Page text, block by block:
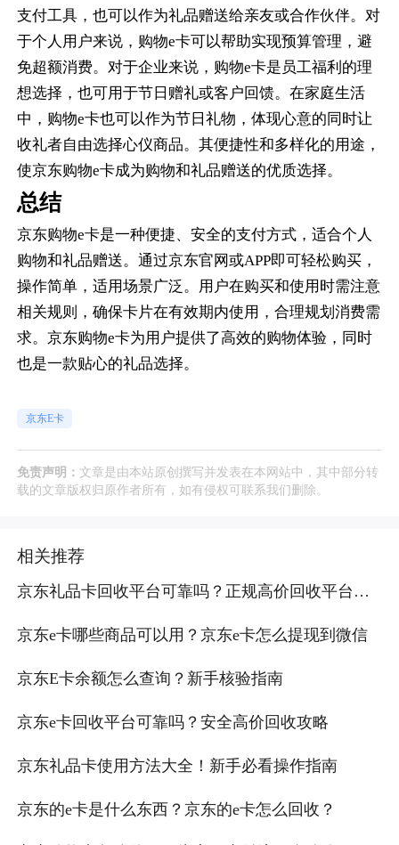
支付工具，也可以作为礼品赠送给亲友或合作伙伴。对
于个人用户来说，购物e卡可以帮助实现预算管理，避
免超额消费。对于企业来说，购物e卡是员工福利的理
想选择，也可用于节日赠礼或客户回馈。在家庭生活
中，购物e卡也可以作为节日礼物，体现心意的同时让
收礼者自由选择心仪商品。其便捷性和多样化的用途，
使京东购物e卡成为购物和礼品赠送的优质选择。
总结
京东购物e卡是一种便捷、安全的支付方式，适合个人
购物和礼品赠送。通过京东官网或APP即可轻松购买，
操作简单，适用场景广泛。用户在购买和使用时需注意
相关规则，确保卡片在有效期内使用，合理规划消费需
求。京东购物e卡为用户提供了高效的购物体验，同时
也是一款贴心的礼品选择。
京东E卡
免责声明： 文章是由本站原创撰写并发表在本网站中，其中部分转
载的文章版权归原作者所有，如有侵权可联系我们删除。
相关推荐
京东礼品卡回收平台可靠吗？正规高价回收平台推
京东e卡哪些商品可以用？京东e卡怎么提现到微信
京东E卡余额怎么查询？新手核验指南
京东e卡回收平台可靠吗？安全高价回收攻略
京东礼品卡使用方法大全！新手必看操作指南
京东的e卡是什么东西？京东的e卡怎么回收？